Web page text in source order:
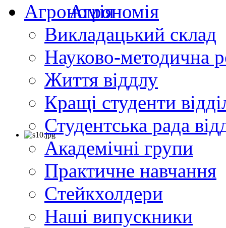
Агрономія
Викладацький склад
Науково-методична
Життя віддлу
Кращі студенти
Студентська рада
Академічні групи
Практичне навчання
Cтейкхолдери
Наші випускники